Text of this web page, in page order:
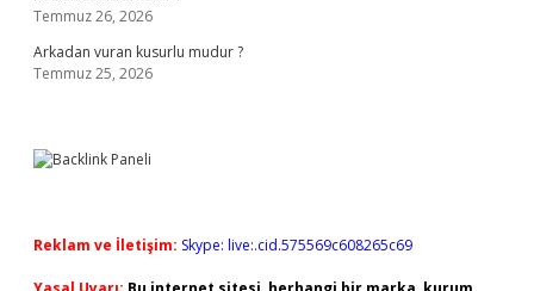
Temmuz 26, 2026
Arkadan vuran kusurlu mudur ?
Temmuz 25, 2026
Reklam ve İletişim: Skype: live:.cid.575569c608265c69